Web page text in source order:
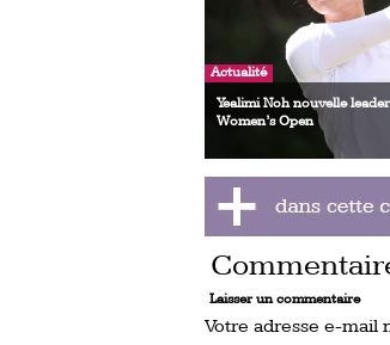
Actualité
Yealimi Noh nouvelle
Women’s Open
Laisser un commentaire
Votre adresse e-mail